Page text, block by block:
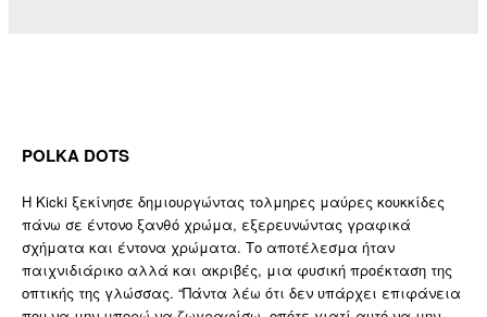
POLKA DOTS
Η Kicki ξεκίνησε δημιουργώντας τολμηρες μαύρες κουκκίδες
πάνω σε έντονο ξανθό χρώμα, εξερευνώντας γραφικά
σχήματα και έντονα χρώματα. Το αποτέλεσμα ήταν
παιχνιδιάρικο αλλά και ακριβές, μια φυσική προέκταση της
οπτικής της γλώσσας. “Πάντα λέω ότι δεν υπάρχει επιφάνεια